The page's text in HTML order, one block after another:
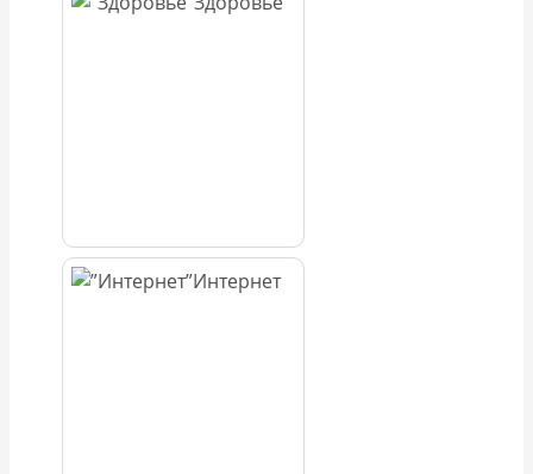
Интернет